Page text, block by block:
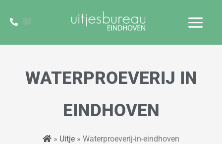
naar
WATERPROEVERIJ IN
EINDHOVEN
» Uitje » Waterproeverij-in-eindhoven